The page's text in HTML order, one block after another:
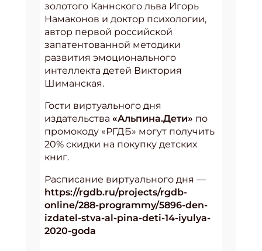
золотого Каннского льва Игорь
Намаконов и доктор психологии,
автор первой российской
запатентованной методики
развития эмоционального
интеллекта детей Виктория
Шиманская.
Гости виртуального дня
издательства «Альпина.Дети» по
промокоду «РГДБ» могут получить
20% скидки на покупку детских
книг.
Расписание виртуального дня —
https://rgdb.ru/projects/rgdb-
online/288-programmy/5896-den-
izdatel-stva-al-pina-deti-14-iyulya-
2020-goda